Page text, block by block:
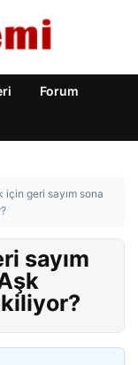
Forum
için geri sayım sona
sayım